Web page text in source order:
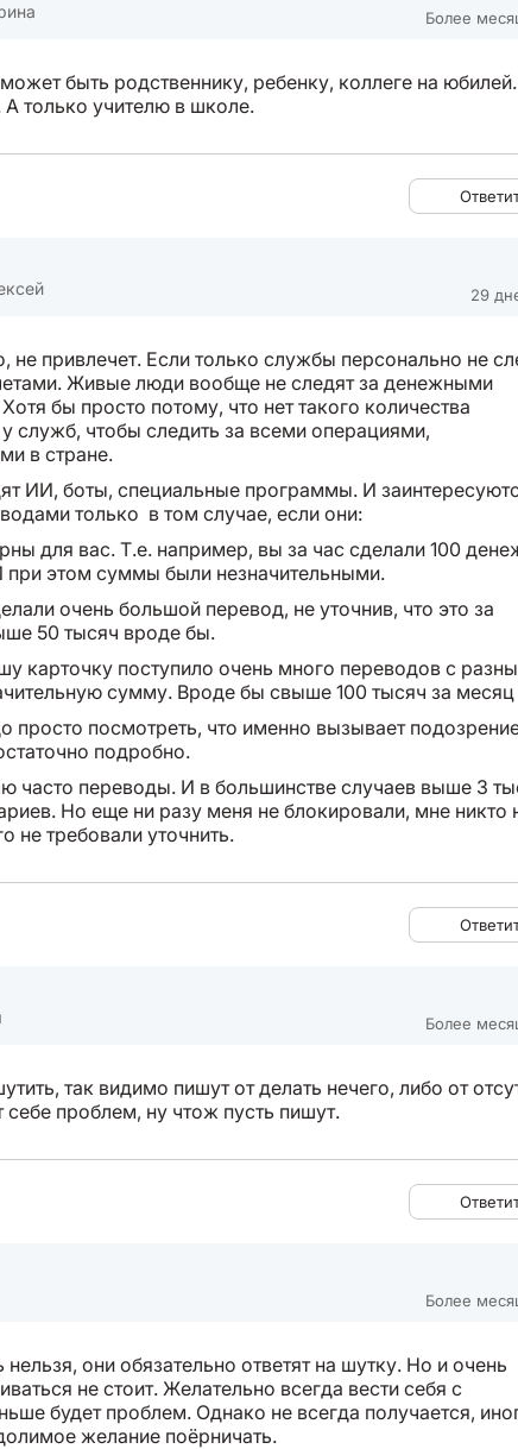
Более
быть родственнику, ребенку, коллеге на
А только учителю в школе.
29
не привлечет. Если только службы персонально не
Живые люди вообще не следят за денежными
бы просто потому, что нет такого количества
служб, чтобы следить за всеми операциями,
в стране.
ИИ, боты, специальные программы. И
только в том случае, если они:
для вас. Т.е. например, вы за час сделали 100
при этом суммы были незначительными.
очень большой перевод, не уточнив, что это за
50 тысяч вроде бы.
карточку поступило очень много переводов с
сумму. Вроде бы свыше 100 тысяч за месяц
просто посмотреть, что именно вызывает
подробно.
часто переводы. И в большинстве случаев выше 3
Но еще ни разу меня не блокировали, мне никто
не требовали уточнить.
Более
так видимо пишут от делать нечего, либо от
себе проблем, ну чтож пусть пишут.
Более
они обязательно ответят на шутку. Но и очень
не стоит. Желательно всегда вести себя с
будет проблем. Однако не всегда получается,
желание поёрничать.